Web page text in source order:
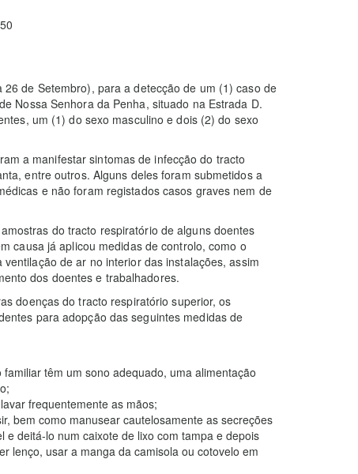
de Setembro), para a detecção de um (1) caso de
Nossa Senhora da Penha, situado na Estrada D.
um (1) do sexo masculino e dois (2) do sexo
a manifestar sintomas de infecção do tracto
entre outros. Alguns deles foram submetidos a
e não foram registados casos graves nem de
do tracto respiratório de alguns doentes
causa já aplicou medidas de controlo, como o
de ar no interior das instalações, assim
dos doentes e trabalhadores.
doenças do tracto respiratório superior, os
para adopção das seguintes medidas de
têm um sono adequado, uma alimentação
frequentemente as mãos;
bem como manusear cautelosamente as secreções
deitá-lo num caixote de lixo com tampa e depois
lenço, usar a manga da camisola ou cotovelo em